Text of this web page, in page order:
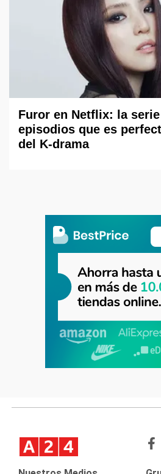
Furor en Netflix: la
episodios que es
del K-drama